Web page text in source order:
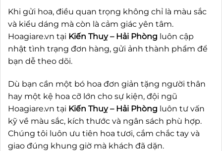
Khi gửi hoa, điều quan trọng không chỉ là màu sắc
và kiểu dáng mà còn là cảm giác yên tâm.
Hoagiare.vn tại Kiến Thuỵ – Hải Phòng luôn cập
nhật tình trạng đơn hàng, gửi ảnh thành phẩm để
bạn dễ theo dõi.
Dù bạn cần một bó hoa đơn giản tặng người thân
hay một kệ hoa cỡ lớn cho sự kiện, đội ngũ
Hoagiare.vn tại Kiến Thuỵ – Hải Phòng luôn tư vấn
kỹ về màu sắc, kích thước và ngân sách phù hợp.
Chúng tôi luôn ưu tiên hoa tươi, cắm chắc tay và
giao đúng khung giờ mà khách đã dặn.